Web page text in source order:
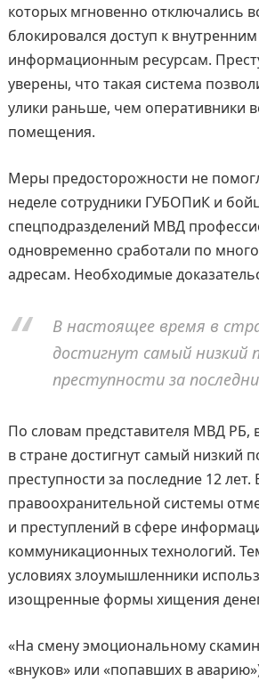
которых мгновенно отключались
блокировался доступ к внутренним
информационным ресурсам.
уверены, что такая система
улики раньше, чем оперативники
помещения.
Меры предосторожности не
неделе сотрудники ГУБОПиК и
спецподразделений МВД
одновременно сработали по
адресам. Необходимые
В настоящее время в
достигнут самый низкий
преступности за
По словам представителя МВД РБ,
в стране достигнут самый низкий
преступности за последние 12
правоохранительной системы
и преступлений в сфере
коммуникационных технологий.
условиях злоумышленники
изощренные формы хищения
«На смену эмоциональному
«внуков» или «попавших в